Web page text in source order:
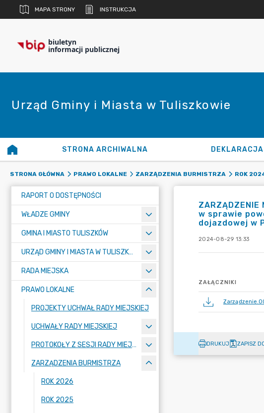
MAPA STRONY INSTRUKCJA
biuletyn
informacji publicznej
Urząd Gminy i Miasta w Tuliszkowie
STRONA ARCHIWALNA DEKLARACJA
STRONA GŁÓWNA PRAWO LOKALNE ZARZĄDZENIA BURMISTRZA ROK
RAPORT O DOSTĘPNOŚCI
WŁADZE GMINY
GMINA I MIASTO TULISZKÓW
URZĄD GMINY I MIASTA W TULISZKOWIE
RADA MIEJSKA
PRAWO LOKALNE
PROJEKTY UCHWAŁ RADY MIEJSKIEJ
UCHWAŁY RADY MIEJSKIEJ
PROTOKOŁY Z SESJI RADY MIEJSKIEJ
ZARZĄDZENIA BURMISTRZA
ROK 2026
ROK 2025
w sprawie
dojazdowej w
2024-08-29 13:33
ZAŁĄCZNIKI
DRUKUJ ZAPISZ